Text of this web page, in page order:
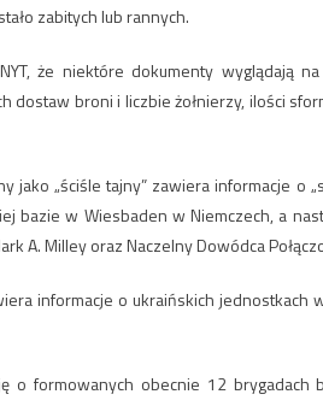
zabitych lub rannych.
że niektóre dokumenty wyglądają
dostaw broni i liczbie żołnierzy, ilości
jako „ściśle tajny” zawiera informacje o
bazie w Wiesbaden w Niemczech, a
A. Milley oraz Naczelny Dowódca
informacje o ukraińskich
o formowanych obecnie 12